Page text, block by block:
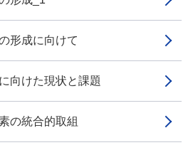
形成に向けて
向けた現状と課題
の統合的取組